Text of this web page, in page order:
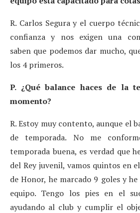
R. Carlos Segura y el cuerpo
confianza y nos exigen una
saben que podemos dar mucho,
los 4 primeros.
P. ¿Qué balance haces de la
momento?
R. Estoy muy contento, aunque el
de temporada. No me
temporada buena, es verdad que
del Rey juvenil, vamos quintos en
de Honor, he marcado 9 goles y
equipo. Tengo los pies en el
ayudando al club y cumplir el